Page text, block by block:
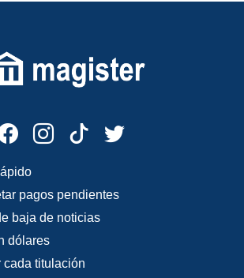
pagos pendientes
baja de noticias
dólares
cada titulación